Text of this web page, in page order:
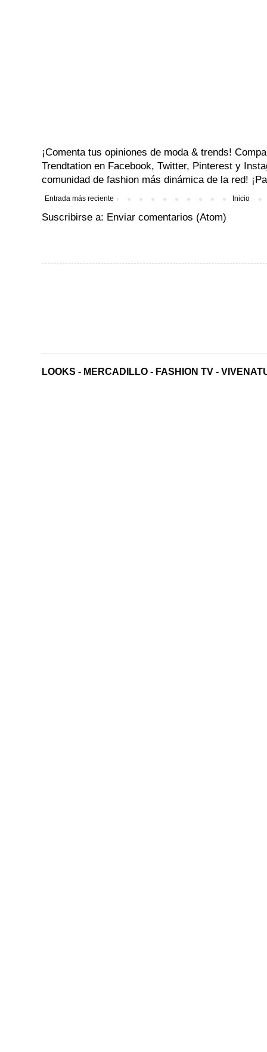
¡Comenta tus opiniones de moda & trends!
Trendtation en Facebook, Twitter, Pinterest y
comunidad de fashion más dinámica de la red!
Entrada más reciente Inicio
Suscribirse a: Enviar comentarios (Atom)
LOOKS - MERCADILLO - FASHION TV -